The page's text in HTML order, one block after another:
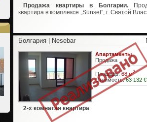
Продажа квартиры в Болгарии.
квартира в комплексе „Sunset”, г. Святой
Болгария | Nesebar
Апартаменты
Продажа
Площадь:68 м2
Стоимость: 63 132 €
2-х комнатая квартира